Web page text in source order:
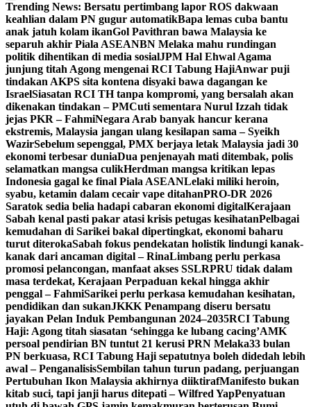
Trending News: Bersatu pertimbang lapor ROS dakwaan
keahlian dalam PN gugur automatikBapa lemas cuba bantu
anak jatuh kolam ikanGol Pavithran bawa Malaysia ke
separuh akhir Piala ASEANBN Melaka mahu rundingan
politik dihentikan di media sosialJPM Hal Ehwal Agama
junjung titah Agong mengenai RCI Tabung HajiAnwar puji
tindakan AKPS sita kontena disyaki bawa dagangan ke
IsraelSiasatan RCI TH tanpa kompromi, yang bersalah akan
dikenakan tindakan – PMCuti sementara Nurul Izzah tidak
jejas PKR – FahmiNegara Arab banyak hancur kerana
ekstremis, Malaysia jangan ulang kesilapan sama – Syeikh
WazirSebelum sepenggal, PMX berjaya letak Malaysia jadi 30
ekonomi terbesar duniaDua penjenayah mati ditembak, polis
selamatkan mangsa culikHerdman mangsa kritikan lepas
Indonesia gagal ke final Piala ASEANLelaki miliki heroin,
syabu, ketamin dalam cecair vape ditahanPRO-DR 2026
Saratok sedia belia hadapi cabaran ekonomi digitalKerajaan
Sabah kenal pasti pakar atasi krisis petugas kesihatanPelbagai
kemudahan di Sarikei bakal dipertingkat, ekonomi baharu
turut diterokaSabah fokus pendekatan holistik lindungi kanak-
kanak dari ancaman digital – RinaLimbang perlu perkasa
promosi pelancongan, manfaat akses SSLRPRU tidak dalam
masa terdekat, Kerajaan Perpaduan kekal hingga akhir
penggal – FahmiSarikei perlu perkasa kemudahan kesihatan,
pendidikan dan sukanJKKK Penampang diseru bersatu
jayakan Pelan Induk Pembangunan 2024–2035RCI Tabung
Haji: Agong titah siasatan ‘sehingga ke lubang cacing’AMK
persoal pendirian BN tuntut 21 kerusi PRN Melaka33 bulan
PN berkuasa, RCI Tabung Haji sepatutnya boleh didedah lebih
awal – PenganalisisSembilan tahun turun padang, perjuangan
Pertubuhan Ikon Malaysia akhirnya diiktirafManifesto bukan
kitab suci, tapi janji harus ditepati – Wilfred YapPenyatuan